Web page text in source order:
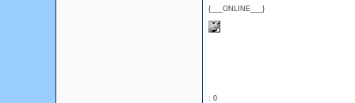
{___ONLINE___}
: 0